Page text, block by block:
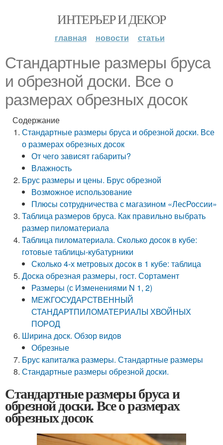
ИНТЕРЬЕР И ДЕКОР
главная новости статьи
Стандартные размеры бруса
и обрезной доски. Все о
размерах обрезных досок
Содержание
Стандартные размеры бруса и обрезной доски. Все
о размерах обрезных досок
От чего зависят габариты?
Влажность
Брус размеры и цены. Брус обрезной
Возможное использование
Плюсы сотрудничества с магазином «ЛесРоссии»
Таблица размеров бруса. Как правильно выбрать
размер пиломатериала
Таблица пиломатериала. Сколько досок в кубе:
готовые таблицы-кубатурники
Сколько 4-х метровых досок в 1 кубе: таблица
Доска обрезная размеры, гост. Сортамент
Размеры (с Изменениями N 1, 2)
МЕЖГОСУДАРСТВЕННЫЙ
СТАНДАРТПИЛОМАТЕРИАЛЫ ХВОЙНЫХ
ПОРОД
Ширина доск. Обзор видов
Обрезные
Брус капиталка размеры. Стандартные размеры
Стандартные размеры обрезной доски.
Стандартные размеры бруса и
обрезной доски. Все о размерах
обрезных досок